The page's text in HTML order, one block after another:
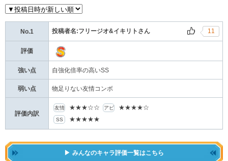
No.1 投稿者名:フリージオ&イキリトさん 11
評価
強い点 自強化倍率の高いSS
弱い点 物足りない友情コンボ
評価内訳
友情 ★★★☆☆ アビ ★★★★☆
SS ★★★★★
みんなのキャラ評価一覧はこちら